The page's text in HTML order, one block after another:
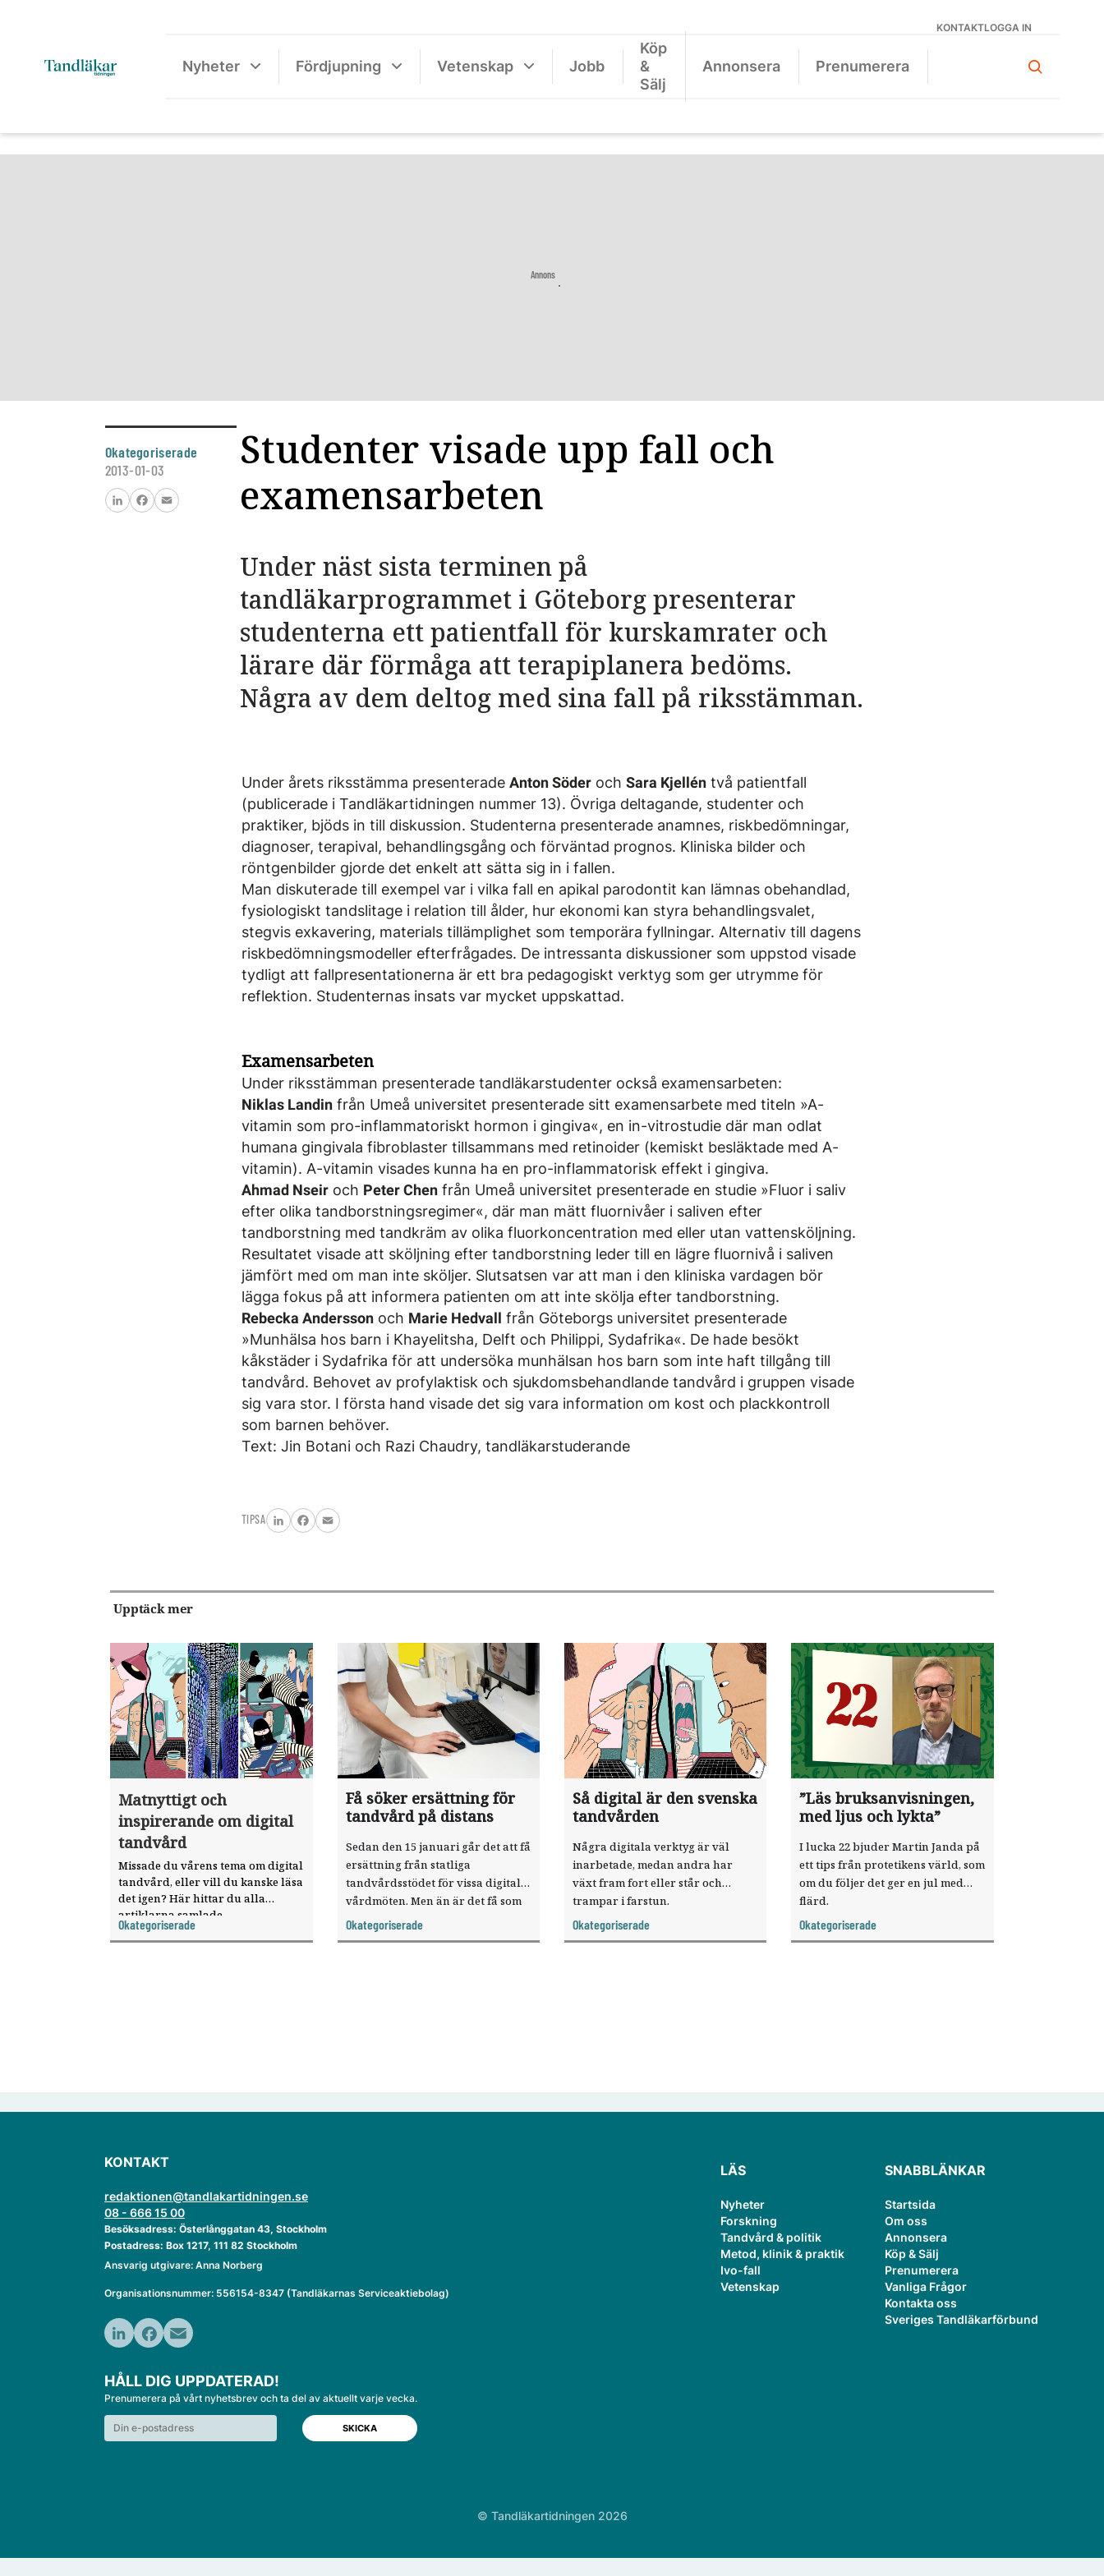
KONTAKTLOGGA IN
Nyheter Fördjupning Vetenskap Jobb
Köp
&
Sälj
Annonsera Prenumerera
Annons
Okategoriserade
2013-01-03
FacebookEmail
Studenter visade upp fall och
examensarbeten
Under näst sista terminen på
tandläkarprogrammet i Göteborg presenterar
studenterna ett patientfall för kurskamrater och
lärare där förmåga att terapiplanera bedöms.
Några av dem deltog med sina fall på riksstämman.
Under årets riksstämma presenterade Anton Söder och Sara Kjellén två patientfall
(publicerade i Tandläkartidningen nummer 13). Övriga deltagande, studenter och
praktiker, bjöds in till diskussion. Studenterna presenterade anamnes, riskbedömningar,
diagnoser, terapival, behandlingsgång och förväntad prognos. Kliniska bilder och
röntgenbilder gjorde det enkelt att sätta sig in i fallen.
Man diskuterade till exempel var i vilka fall en apikal parodontit kan lämnas obehandlad,
fysiologiskt tandslitage i relation till ålder, hur ekonomi kan styra behandlingsvalet,
stegvis exkavering, materials tillämplighet som temporära fyllningar. Alternativ till dagens
riskbedömningsmodeller efterfrågades. De intressanta diskussioner som uppstod visade
tydligt att fallpresentationerna är ett bra pedagogiskt verktyg som ger utrymme för
reflektion. Studenternas insats var mycket uppskattad.
Examensarbeten
Under riksstämman presenterade tandläkarstudenter också examensarbeten:
Niklas Landin från Umeå universitet presenterade sitt examensarbete med titeln »A-
vitamin som pro-inflammatoriskt hormon i gingiva«, en in-vitrostudie där man odlat
humana gingivala fibroblaster tillsammans med retinoider (kemiskt besläktade med A-
vitamin). A-vitamin visades kunna ha en pro-inflammatorisk effekt i gingiva.
Ahmad Nseir och Peter Chen från Umeå universitet presenterade en studie »Fluor i saliv
efter olika tandborstningsregimer«, där man mätt fluornivåer i saliven efter
tandborstning med tandkräm av olika fluorkoncentration med eller utan vattensköljning.
Resultatet visade att sköljning efter tandborstning leder till en lägre fluornivå i saliven
jämfört med om man inte sköljer. Slutsatsen var att man i den kliniska vardagen bör
lägga fokus på att informera patienten om att inte skölja efter tandborstning.
Rebecka Andersson och Marie Hedvall från Göteborgs universitet presenterade
»Munhälsa hos barn i Khayelitsha, Delft och Philippi, Sydafrika«. De hade besökt
kåkstäder i Sydafrika för att undersöka munhälsan hos barn som inte haft tillgång till
tandvård. Behovet av profylaktisk och sjukdomsbehandlande tandvård i gruppen visade
sig vara stor. I första hand visade det sig vara information om kost och plackkontroll
som barnen behöver.
Text: Jin Botani och Razi Chaudry, tandläkarstuderande
TIPSA
LinkedInFacebook
Email
Upptäck mer
Matnyttigt och
inspirerande om digital
tandvård
Missade du vårens tema om digital
tandvård, eller vill du kanske läsa
det igen? Här hittar du alla
artiklarna samlade.
Okategoriserade
Få söker ersättning för
tandvård på distans
Sedan den 15 januari går det att få
ersättning från statliga
tandvårdsstödet för vissa digitala
vårdmöten. Men än är det få som
sökt ersättning för tandvård på
distans.
Okategoriserade
Så digital är den svenska
tandvården
Några digitala verktyg är väl
inarbetade, medan andra har
växt fram fort eller står och
trampar i farstun.
Tandläkartidningen har kartlagt
hur digital den svenska
Okategoriserade
”Läs bruksanvisningen,
med ljus och lykta”
I lucka 22 bjuder Martin Janda på
ett tips från protetikens värld, som
om du följer det ger en jul med
flärd.
Okategoriserade
KONTAKT
redaktionen@tandlakartidningen.se
08 - 666 15 00
Besöksadress: Österlånggatan 43, Stockholm
Postadress: Box 1217, 111 82 Stockholm
Ansvarig utgivare: Anna Norberg
Organisationsnummer: 556154-8347 (Tandläkarnas Serviceaktiebolag)
HÅLL DIG UPPDATERAD!
Prenumerera på vårt nyhetsbrev och ta del av aktuellt varje vecka.
LÄS
Nyheter
Forskning
Tandvård & politik
Metod, klinik & praktik
Ivo-fall
Vetenskap
SNABBLÄNKAR
Startsida
Om oss
Annonsera
Köp & Sälj
Prenumerera
Vanliga Frågor
Kontakta oss
Sveriges Tandläkarförbund
© Tandläkartidningen 2026